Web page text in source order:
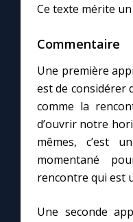
Ce texte mérite
Commentaire
Une première
est de considérer
comme la
d’ouvrir notre
mêmes, c’est
momentané
rencontre qui est
Une seconde